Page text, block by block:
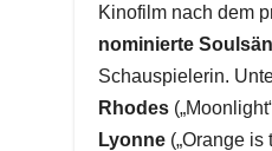
Kinofilm nach dem
nominierte
Schauspielerin.
Rhodes
Lyonne („Orange is